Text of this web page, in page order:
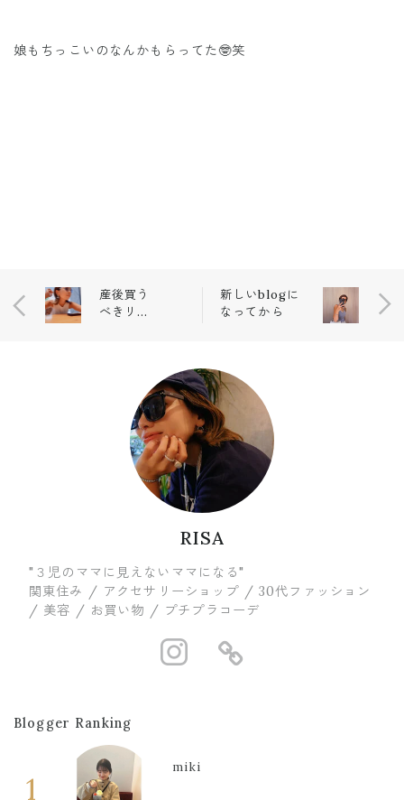
娘もちっこいのなんかもらってた🤓笑
産後買う
べきリス
新しいblogに
なってから
RISA
"３児のママに見えないママになる"
関東住み / アクセサリーショップ / 30代ファッション
/ 美容 / お買い物 / プチプラコーデ
https://
Blogger Ranking
1
miki